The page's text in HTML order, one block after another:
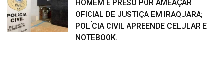
HOMEM É PRESO POR AMEAÇAR
OFICIAL DE JUSTIÇA EM IRAQUARA;
POLÍCIA CIVIL APREENDE CELULAR E
NOTEBOOK.